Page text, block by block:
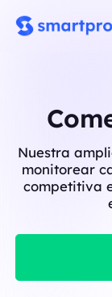
Nuestra
monitorear
competitiva